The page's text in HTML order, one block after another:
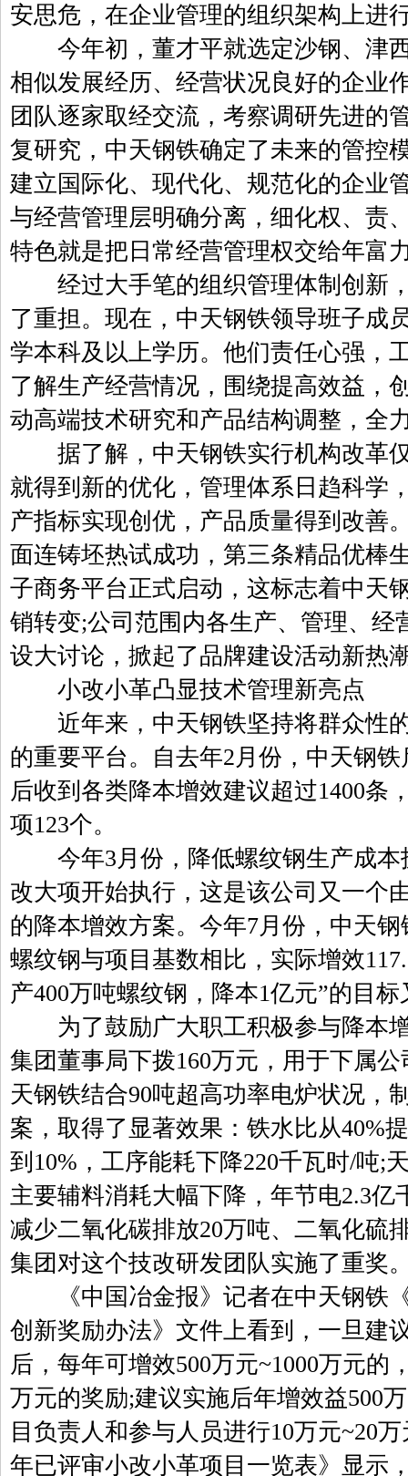
安思危，在企业管理的组织架构上进
今年初，董才平就选定沙钢、津
相似发展经历、经营状况良好的企业
团队逐家取经交流，考察调研先进的
复研究，中天钢铁确定了未来的管控
建立国际化、现代化、规范化的企业
与经营管理层明确分离，细化权、责
特色就是把日常经营管理权交给年富
经过大手笔的组织管理体制创新
了重担。现在，中天钢铁领导班子成
学本科及以上学历。他们责任心强，
了解生产经营情况，围绕提高效益，
动高端技术研究和产品结构调整，全
据了解，中天钢铁实行机构改革
就得到新的优化，管理体系日趋科学
产指标实现创优，产品质量得到改善
面连铸坯热试成功，第三条精品优棒
子商务平台正式启动，这标志着中天
销转变;公司范围内各生产、管理、经
设大讨论，掀起了品牌建设活动新热
小改小革凸显技术管理新亮点
近年来，中天钢铁坚持将群众性
的重要平台。自去年2月份，中天钢
后收到各类降本增效建议超过1400条
项123个。
今年3月份，降低螺纹钢生产成本
改大项开始执行，这是该公司又一个
的降本增效方案。今年7月份，中天
螺纹钢与项目基数相比，实际增效
产400万吨螺纹钢，降本1亿元”的目
为了鼓励广大职工积极参与降本
集团董事局下拨160万元，用于下属
天钢铁结合90吨超高功率电炉状况，
案，取得了显著效果：铁水比从40%
到10%，工序能耗下降220千瓦时/吨;
主要辅料消耗大幅下降，年节电2.3亿
减少二氧化碳排放20万吨、二氧化硫
集团对这个技改研发团队实施了重奖
《中国冶金报》记者在中天钢铁
创新奖励办法》文件上看到，一旦建
后，每年可增效500万元~1000万元的
万元的奖励;建议实施后年增效益500
目负责人和参与人员进行10万元~20
年已评审小改小革项目一览表》显示